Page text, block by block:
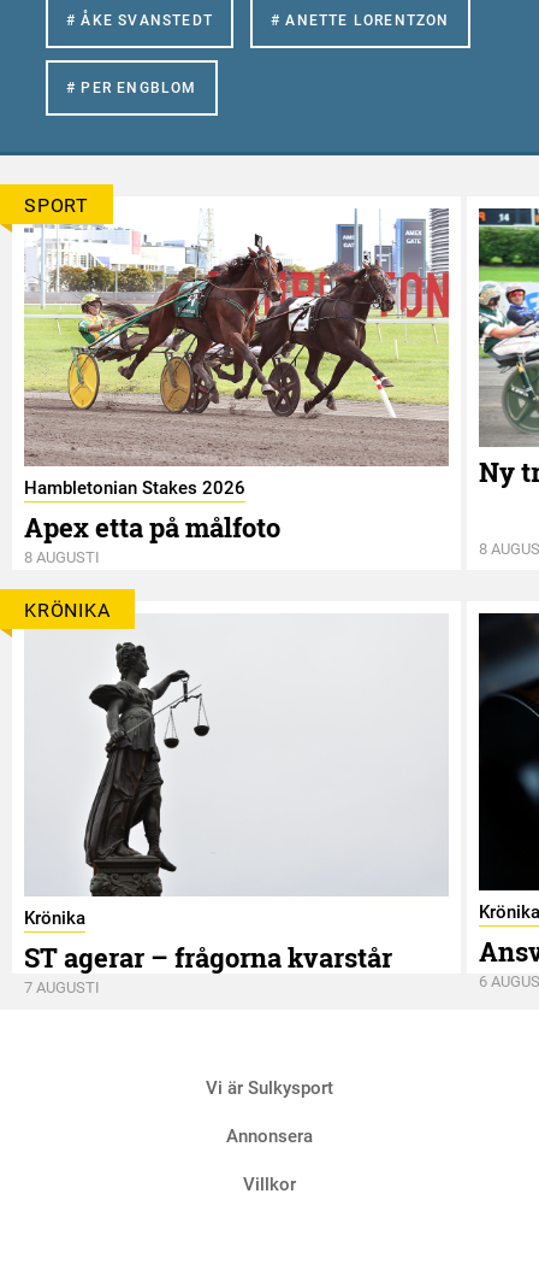
# ÅKE SVANSTEDT # ANETTE LORENTZON
# PER ENGBLOM
SPORT
Hambletonian Stakes 2026
Apex etta på målfoto
8 AUGUSTI
Ny
8
KRÖNIKA
Krönika
ST agerar – frågorna kvarstår
7 AUGUSTI
Krönika
6
Vi är Sulkysport
Annonsera
Villkor